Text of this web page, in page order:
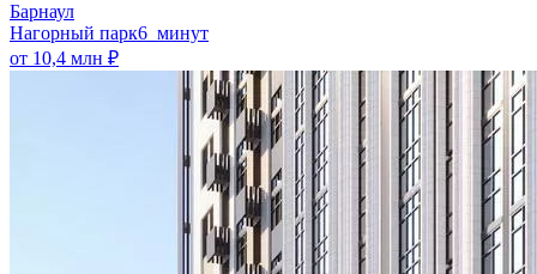
Барнаул
Нагорный парк6 минут
от 10,4 млн ₽